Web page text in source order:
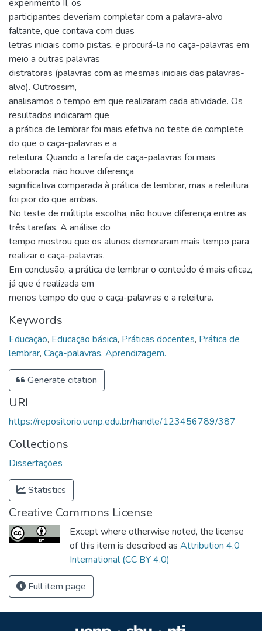
experimento II, os
participantes deveriam completar com a palavra-alvo
faltante, que contava com duas
letras iniciais como pistas, e procurá-la no caça-palavras em
meio a outras palavras
distratoras (palavras com as mesmas iniciais das palavras-
alvo). Outrossim,
analisamos o tempo em que realizaram cada atividade. Os
resultados indicaram que
a prática de lembrar foi mais efetiva no teste de complete
do que o caça-palavras e a
releitura. Quando a tarefa de caça-palavras foi mais
elaborada, não houve diferença
significativa comparada à prática de lembrar, mas a releitura
foi pior do que ambas.
No teste de múltipla escolha, não houve diferença entre as
três tarefas. A análise do
tempo mostrou que os alunos demoraram mais tempo para
realizar o caça-palavras.
Em conclusão, a prática de lembrar o conteúdo é mais eficaz,
já que é realizada em
menos tempo do que o caça-palavras e a releitura.
Keywords
Educação, Educação básica, Práticas docentes, Prática de
lembrar, Caça-palavras, Aprendizagem.
Generate citation
URI
https://repositorio.uenp.edu.br/handle/123456789/387
Collections
Dissertações
Statistics
Creative Commons License
Except where otherwise noted, the license
of this item is described as Attribution 4.0
International (CC BY 4.0)
Full item page